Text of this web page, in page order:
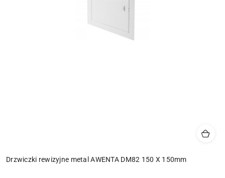
Drzwiczki rewizyjne metal AWENTA DM82 150 X 150mm